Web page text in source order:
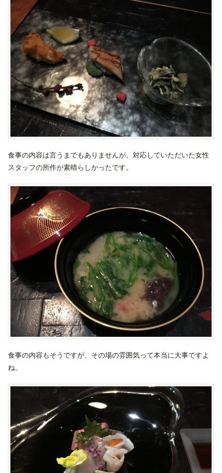
食事の内容は言うまでもありませんが、対応していただいた女性
スタッフの所作が素晴らしかったです。
食事の内容もそうですが、その場の雰囲気って本当に大事ですよ
ね。